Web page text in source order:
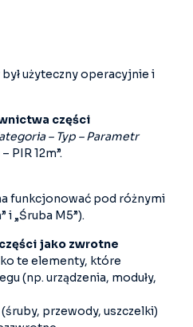
użyteczny operacyjnie i
części
– Typ – Parametr
PIR 12m”.
funkcjonować pod różnymi
i „Śruba M5”).
jako zwrotne
te elementy, które
(np. urządzenia, moduły,
przewody, uszczelki)